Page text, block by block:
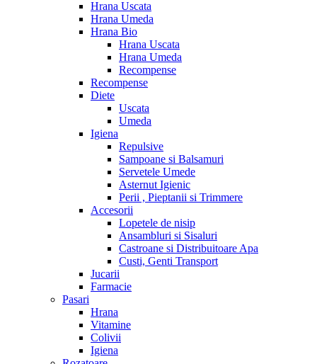
Hrana Uscata
Hrana Umeda
Hrana Bio
Hrana Uscata
Hrana Umeda
Recompense
Recompense
Diete
Uscata
Umeda
Igiena
Repulsive
Sampoane si Balsamuri
Servetele Umede
Asternut Igienic
Perii , Pieptanii si Trimmere
Accesorii
Lopetele de nisip
Ansambluri si Sisaluri
Castroane si Distribuitoare Apa
Custi, Genti Transport
Jucarii
Farmacie
Pasari
Hrana
Vitamine
Colivii
Igiena